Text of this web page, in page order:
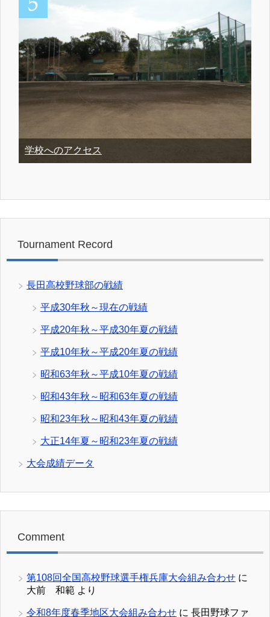
学校へのアクセス
Tournament Record
長田高校野球部の戦績
平成30年秋～現在の戦績
平成20年秋～平成30年夏の戦績
平成10年秋～平成20年夏の戦績
昭和63年秋～平成10年夏の戦績
昭和43年秋～昭和63年夏の戦績
昭和23年秋～昭和43年夏の戦績
大正14年夏～昭和23年夏の戦績
大会成績データ
Comment
第108回全国高校野球選手権兵庫大会組み合わせ に
大前 和範 より
令和8年度春季地区大会組み合わせ に 長田野球ファ